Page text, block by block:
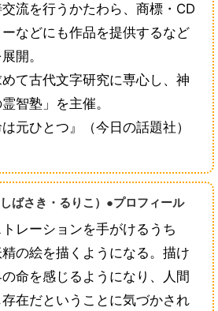
流を行うかたわら、商標・CD
などにも作品を提供するなど
開。
て古代文字研究に専心し、神
智塾」を主催。
元ひとつ』（今日の話題社）
ばさき・るりこ）●プロフィール
レーションを手がけるうち
の絵を描くようになる。描け
命を感じるようになり、人間
在だということに気づかされ